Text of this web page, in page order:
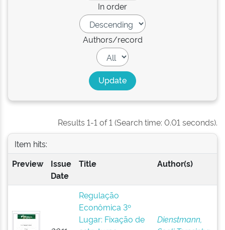
In order
Authors/record
Results 1-1 of 1 (Search time: 0.01 seconds).
Item hits:
Preview
Issue
Date
Title Author(s)
Regulação
Econômica 3º
Lugar: Fixação de
Dienstmann,